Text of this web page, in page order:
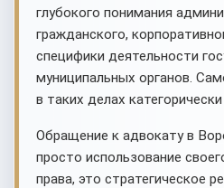
глубокого понимания
гражданского,
специфики деятельности
муниципальных органов.
в таких делах
Обращение к адвокату в
просто использование
права, это стратегическое